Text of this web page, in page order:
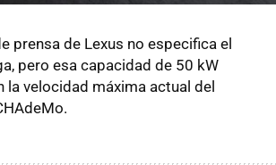
prensa de Lexus no especifica el
pero esa capacidad de 50 kW
la velocidad máxima actual del